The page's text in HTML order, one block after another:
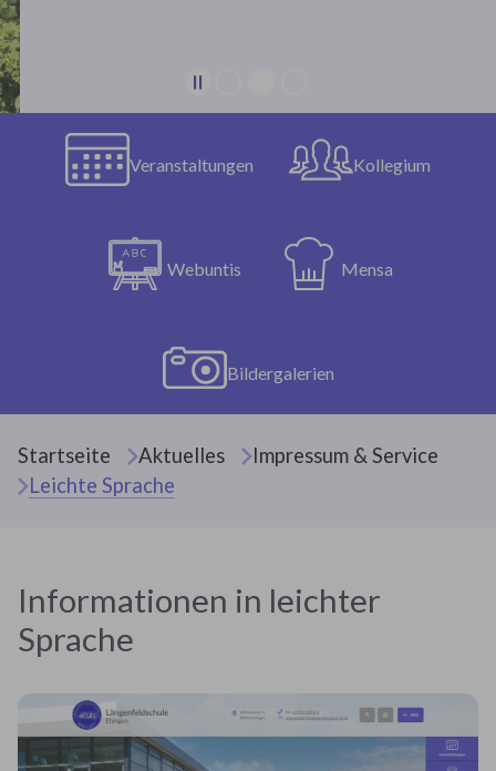
Veranstaltungen Kollegium
Webuntis Mensa
Bildergalerien
Startseite Aktuelles
Impressum & Service
Leichte Sprache
Informationen in leichter
Sprache